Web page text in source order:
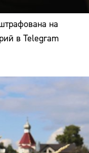
на
в Telegram